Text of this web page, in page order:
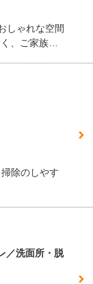
しゃれな空間
除のしやす
／洗面所・脱